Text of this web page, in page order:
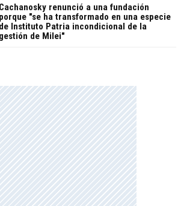
Cachanosky renunció a una fundación
porque "se ha transformado en una especie
de Instituto Patria incondicional de la
gestión de Milei"